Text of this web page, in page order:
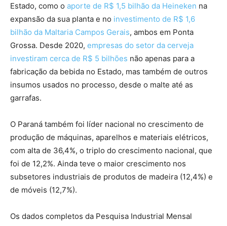
Estado, como o aporte de R$ 1,5 bilhão da Heineken na
expansão da sua planta e no investimento de R$ 1,6
bilhão da Maltaria Campos Gerais, ambos em Ponta
Grossa. Desde 2020, empresas do setor da cerveja
investiram cerca de R$ 5 bilhões não apenas para a
fabricação da bebida no Estado, mas também de outros
insumos usados no processo, desde o malte até as
garrafas.
O Paraná também foi líder nacional no crescimento de
produção de máquinas, aparelhos e materiais elétricos,
com alta de 36,4%, o triplo do crescimento nacional, que
foi de 12,2%. Ainda teve o maior crescimento nos
subsetores industriais de produtos de madeira (12,4%) e
de móveis (12,7%).
Os dados completos da Pesquisa Industrial Mensal